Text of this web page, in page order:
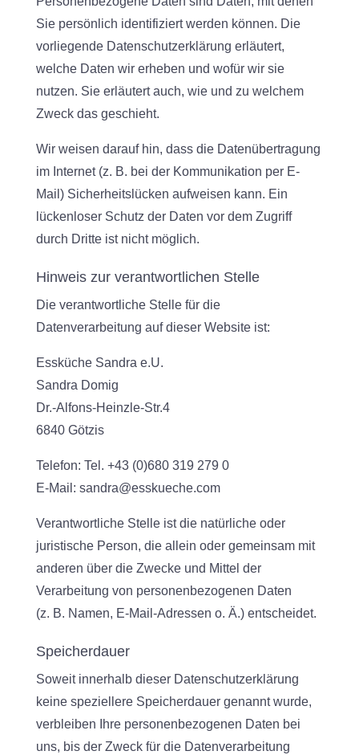
Sie persönlich identifiziert werden können. Die
vorliegende Datenschutzerklärung erläutert,
welche Daten wir erheben und wofür wir sie
nutzen. Sie erläutert auch, wie und zu welchem
Zweck das geschieht.
Wir weisen darauf hin, dass die Datenübertragung
im Internet (z. B. bei der Kommunikation per E-
Mail) Sicherheitslücken aufweisen kann. Ein
lückenloser Schutz der Daten vor dem Zugriff
durch Dritte ist nicht möglich.
Hinweis zur verantwortlichen Stelle
Die verantwortliche Stelle für die
Datenverarbeitung auf dieser Website ist:
Essküche Sandra e.U.
Sandra Domig
Dr.-Alfons-Heinzle-Str.4
6840 Götzis
Telefon: Tel. +43 (0)680 319 279 0
E-Mail: sandra@esskueche.com
Verantwortliche Stelle ist die natürliche oder
juristische Person, die allein oder gemeinsam mit
anderen über die Zwecke und Mittel der
Verarbeitung von personenbezogenen Daten
(z. B. Namen, E-Mail-Adressen o. Ä.) entscheidet.
Speicherdauer
Soweit innerhalb dieser Datenschutzerklärung
keine speziellere Speicherdauer genannt wurde,
verbleiben Ihre personenbezogenen Daten bei
uns, bis der Zweck für die Datenverarbeitung